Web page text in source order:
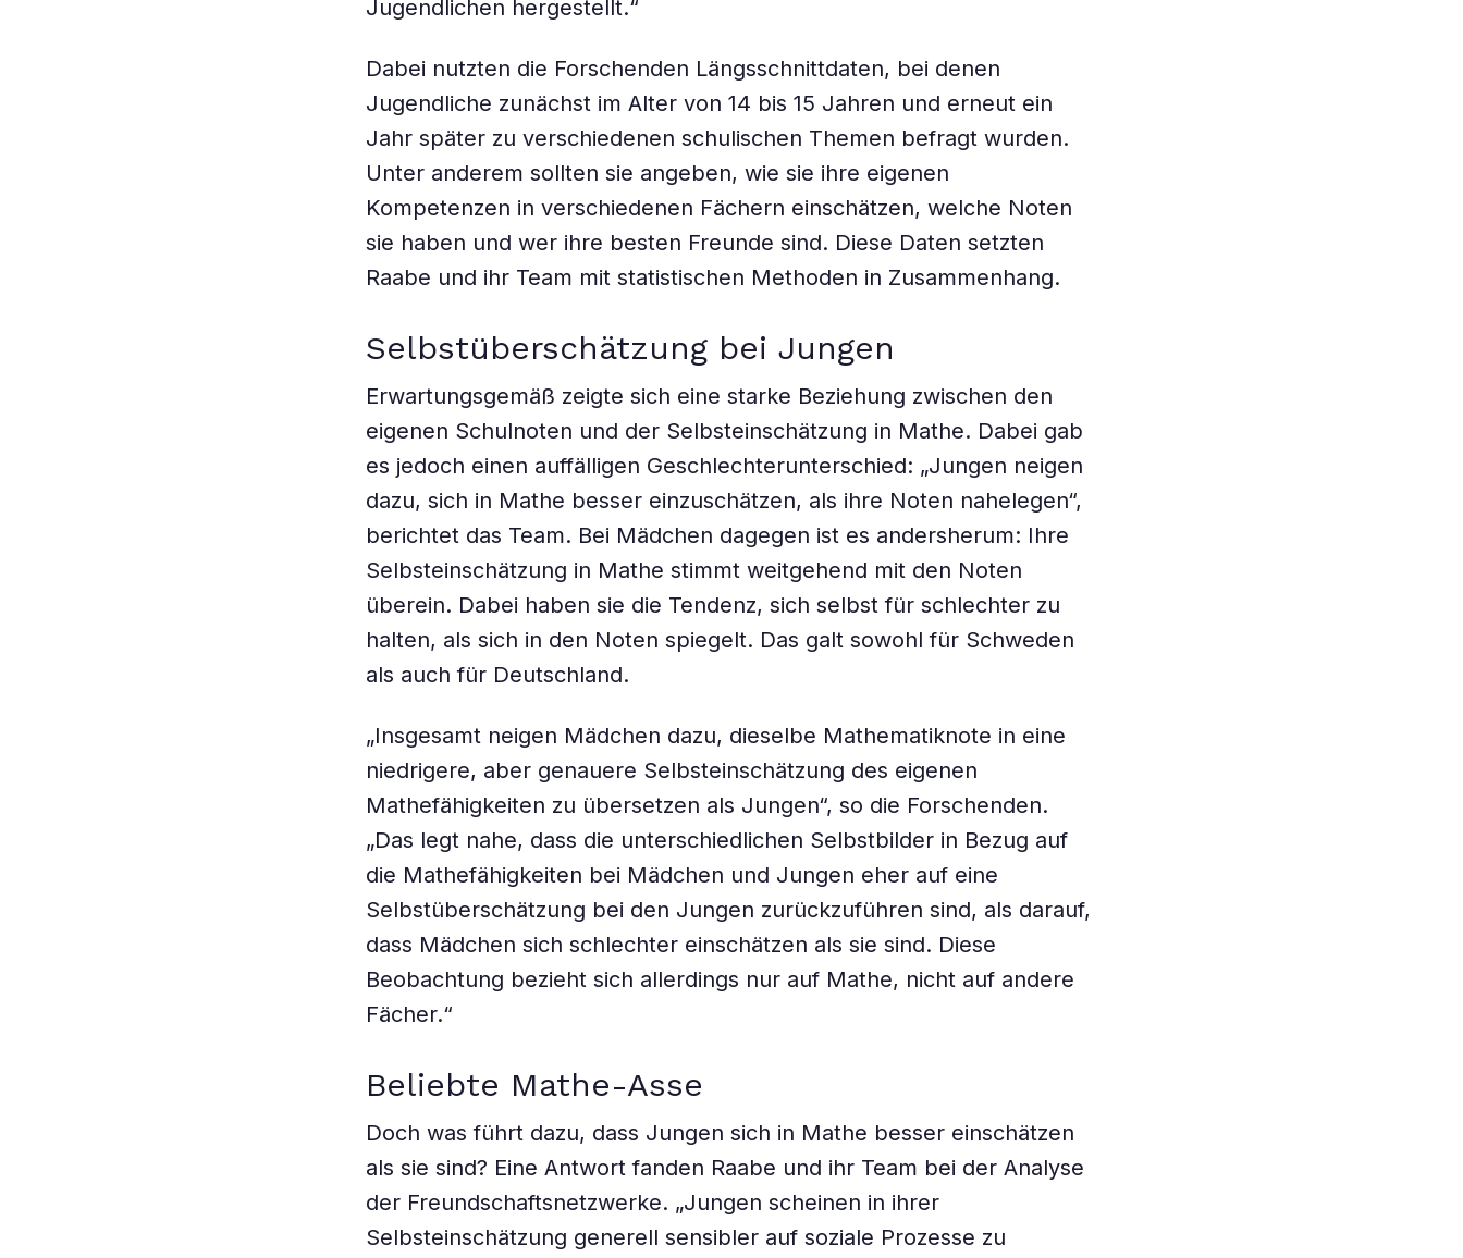
Jugendlichen hergestellt.“
Dabei nutzten die Forschenden Längsschnittdaten, bei denen
Jugendliche zunächst im Alter von 14 bis 15 Jahren und erneut ein
Jahr später zu verschiedenen schulischen Themen befragt wurden.
Unter anderem sollten sie angeben, wie sie ihre eigenen
Kompetenzen in verschiedenen Fächern einschätzen, welche Noten
sie haben und wer ihre besten Freunde sind. Diese Daten setzten
Raabe und ihr Team mit statistischen Methoden in Zusammenhang.
Selbstüberschätzung bei Jungen
Erwartungsgemäß zeigte sich eine starke Beziehung zwischen den
eigenen Schulnoten und der Selbsteinschätzung in Mathe. Dabei gab
es jedoch einen auffälligen Geschlechterunterschied: „Jungen neigen
dazu, sich in Mathe besser einzuschätzen, als ihre Noten nahelegen“,
berichtet das Team. Bei Mädchen dagegen ist es andersherum: Ihre
Selbsteinschätzung in Mathe stimmt weitgehend mit den Noten
überein. Dabei haben sie die Tendenz, sich selbst für schlechter zu
halten, als sich in den Noten spiegelt. Das galt sowohl für Schweden
als auch für Deutschland.
„Insgesamt neigen Mädchen dazu, dieselbe Mathematiknote in eine
niedrigere, aber genauere Selbsteinschätzung des eigenen
Mathefähigkeiten zu übersetzen als Jungen“, so die Forschenden.
„Das legt nahe, dass die unterschiedlichen Selbstbilder in Bezug auf
die Mathefähigkeiten bei Mädchen und Jungen eher auf eine
Selbstüberschätzung bei den Jungen zurückzuführen sind, als darauf,
dass Mädchen sich schlechter einschätzen als sie sind. Diese
Beobachtung bezieht sich allerdings nur auf Mathe, nicht auf andere
Fächer.“
Beliebte Mathe-Asse
Doch was führt dazu, dass Jungen sich in Mathe besser einschätzen
als sie sind? Eine Antwort fanden Raabe und ihr Team bei der Analyse
der Freundschaftsnetzwerke. „Jungen scheinen in ihrer
Selbsteinschätzung generell sensibler auf soziale Prozesse zu